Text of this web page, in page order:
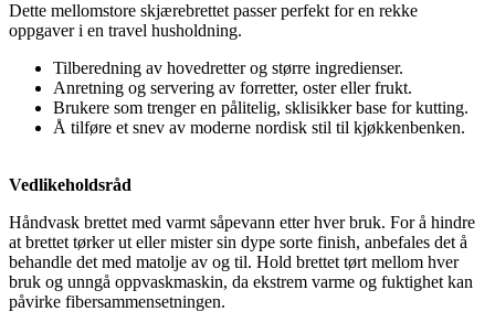
Dette mellomstore skjærebrettet passer perfekt for en rekke
oppgaver i en travel husholdning.
Tilberedning av hovedretter og større ingredienser.
Anretning og servering av forretter, oster eller frukt.
Brukere som trenger en pålitelig, sklisikker base for kutting.
Å tilføre et snev av moderne nordisk stil til kjøkkenbenken.
Vedlikeholdsråd
Håndvask brettet med varmt såpevann etter hver bruk. For å hindre
at brettet tørker ut eller mister sin dype sorte finish, anbefales det å
behandle det med matolje av og til. Hold brettet tørt mellom hver
bruk og unngå oppvaskmaskin, da ekstrem varme og fuktighet kan
påvirke fibersammensetningen.